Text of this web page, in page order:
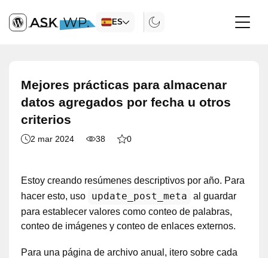
ES
Mejores prácticas para almacenar
datos agregados por fecha u otros
criterios
2 mar 2024 38 0
Estoy creando resúmenes descriptivos por año. Para
hacer esto, uso
update_post_meta
al guardar
para establecer valores como conteo de palabras,
conteo de imágenes y conteo de enlaces externos.
Para una página de archivo anual, itero sobre cada